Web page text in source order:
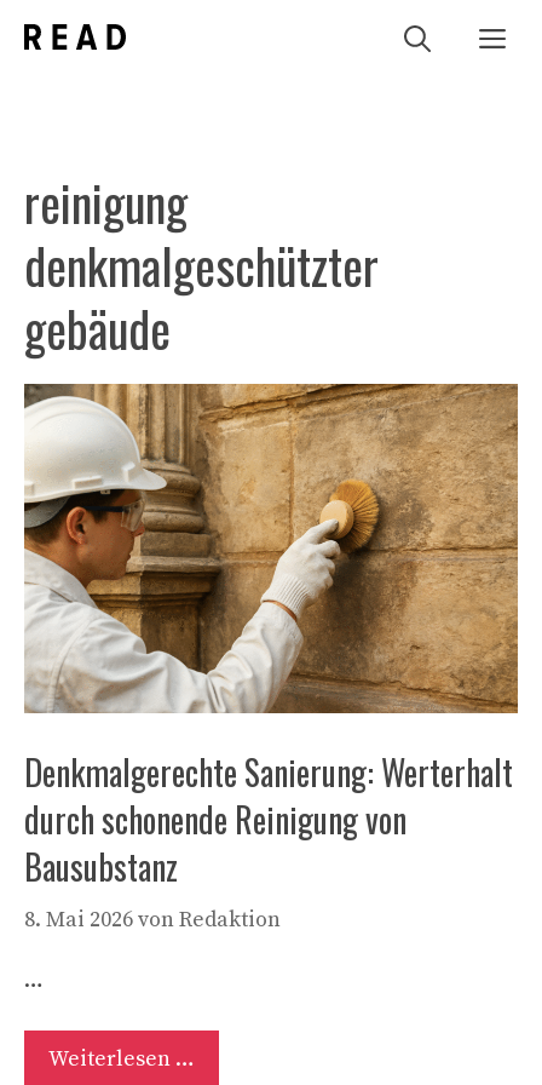
Inhalt
reinigung
denkmalgeschützter
gebäude
Denkmalgerechte Sanierung: Werterhalt
durch schonende Reinigung von
Bausubstanz
8. Mai 2026vonRedaktion
…
Weiterlesen …